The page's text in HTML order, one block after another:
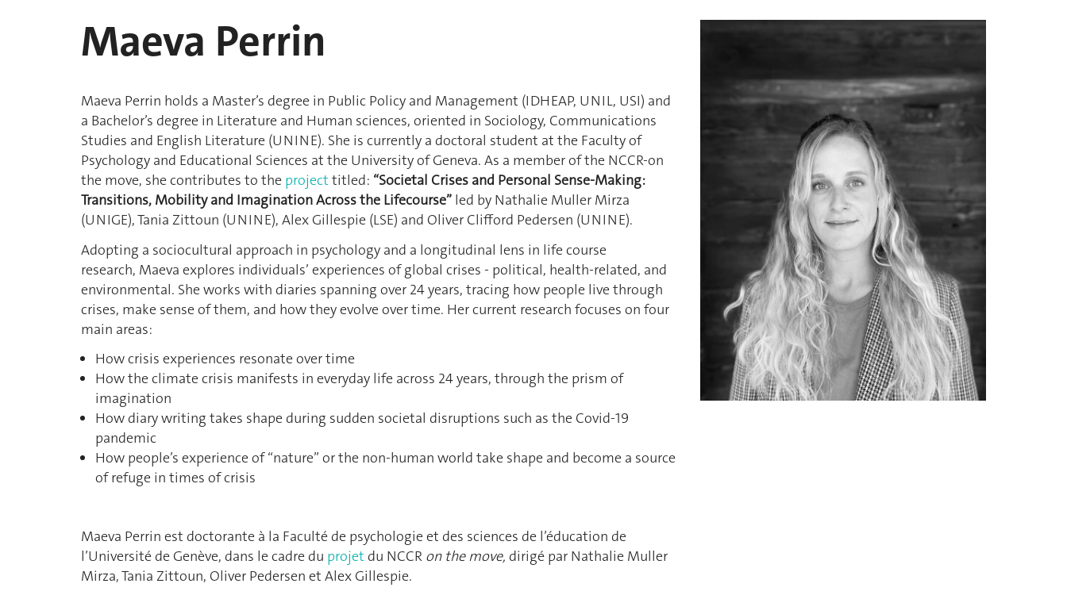
Maeva Perrin
Maeva Perrin holds a Master’s degree in Public Policy and Management (IDHEAP, UNIL, USI) and
a Bachelor’s degree in Literature and Human sciences, oriented in Sociology, Communications
Studies and English Literature (UNINE). She is currently a doctoral student at the Faculty of
Psychology and Educational Sciences at the University of Geneva. As a member of the NCCR-on
the move, she contributes to the project titled: “Societal Crises and Personal Sense-Making:
Transitions, Mobility and Imagination Across the Lifecourse” led by Nathalie Muller Mirza
(UNIGE), Tania Zittoun (UNINE), Alex Gillespie (LSE) and Oliver Clifford Pedersen (UNINE).
Adopting a sociocultural approach in psychology and a longitudinal lens in life course
research, Maeva explores individuals’ experiences of global crises - political, health-related, and
environmental. She works with diaries spanning over 24 years, tracing how people live through
crises, make sense of them, and how they evolve over time. Her current research focuses on four
main areas:
How crisis experiences resonate over time
How the climate crisis manifests in everyday life across 24 years, through the prism of
imagination
How diary writing takes shape during sudden societal disruptions such as the Covid-19
pandemic
How people’s experience of “nature” or the non-human world take shape and become a source
of refuge in times of crisis
Maeva Perrin est doctorante à la Faculté de psychologie et des sciences de l’éducation de
l’Université de Genève, dans le cadre du projet du NCCR on the move, dirigé par Nathalie Muller
Mirza, Tania Zittoun, Oliver Pedersen et Alex Gillespie.